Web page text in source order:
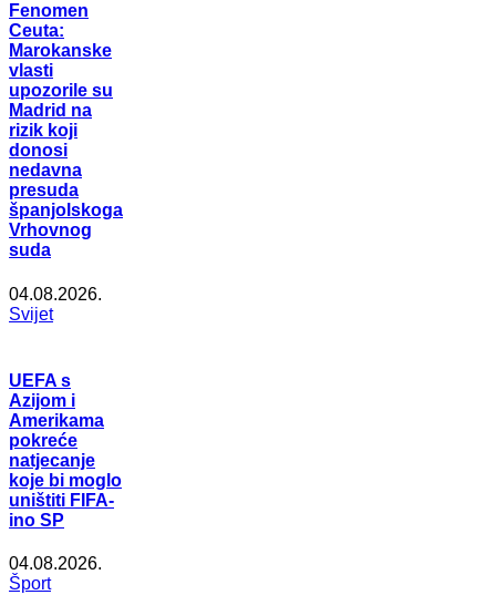
Fenomen
Ceuta:
Marokanske
vlasti
upozorile su
Madrid na
rizik koji
donosi
nedavna
presuda
španjolskoga
Vrhovnog
suda
04.08.2026.
Svijet
UEFA s
Azijom i
Amerikama
pokreće
natjecanje
koje bi moglo
uništiti FIFA-
ino SP
04.08.2026.
Šport